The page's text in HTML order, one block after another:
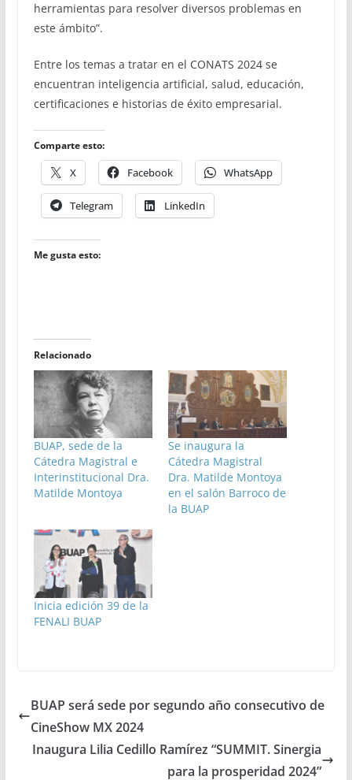
herramientas para resolver diversos problemas en
este ámbito”.
Entre los temas a tratar en el CONATS 2024 se
encuentran inteligencia artificial, salud, educación,
certificaciones e historias de éxito empresarial.
Comparte esto:
X Facebook WhatsApp
Telegram LinkedIn
Me gusta esto:
Relacionado
BUAP, sede de la
Cátedra Magistral e
Interinstitucional Dra.
Matilde Montoya
Se inaugura la
Cátedra Magistral
Dra. Matilde Montoya
en el salón Barroco de
la BUAP
Inicia edición 39 de la
FENALI BUAP
BUAP será sede por segundo año consecutivo de
CineShow MX 2024
Inaugura Lilia Cedillo Ramírez “SUMMIT. Sinergia
para la prosperidad 2024”